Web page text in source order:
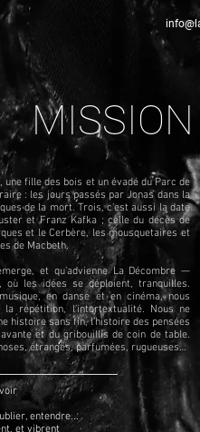
MISSION
fille des bois et un évadé du Parc de
: les jours passés par Jonas dans la
de la mort. Trois, c’est aussi la date
et Franz Kafka ; celle du décès de
et le Cerbère, les mousquetaires et
de Macbeth.
et qu’advienne La Décombre —
les idées se déploient, tranquilles.
en danse et en cinéma, nous
répétition, l’intertextualité. Nous ne
histoire sans fin, l’histoire des pensées
et du gribouillis de coin de table.
étranges, parfumées, rugueuses…
entendre...
et vibrent